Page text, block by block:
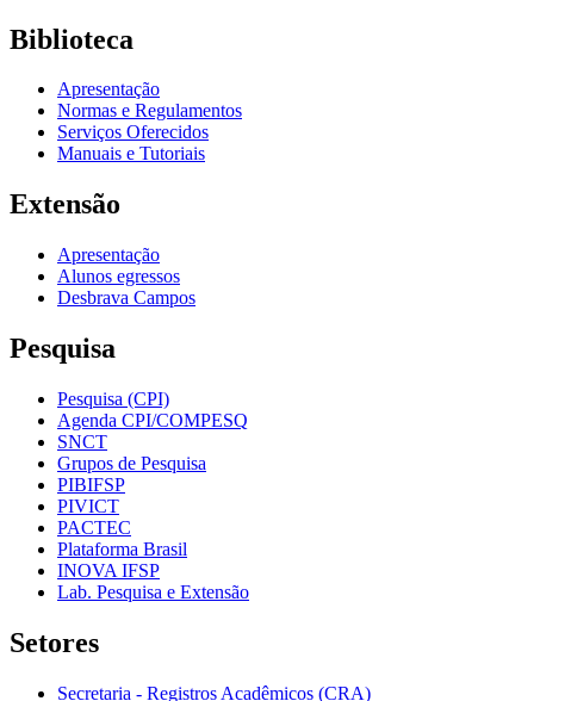
Biblioteca
Apresentação
Normas e Regulamentos
Serviços Oferecidos
Manuais e Tutoriais
Extensão
Apresentação
Alunos egressos
Desbrava Campos
Pesquisa
Pesquisa (CPI)
Agenda CPI/COMPESQ
SNCT
Grupos de Pesquisa
PIBIFSP
PIVICT
PACTEC
Plataforma Brasil
INOVA IFSP
Lab. Pesquisa e Extensão
Setores
Secretaria - Registros Acadêmicos (CRA)